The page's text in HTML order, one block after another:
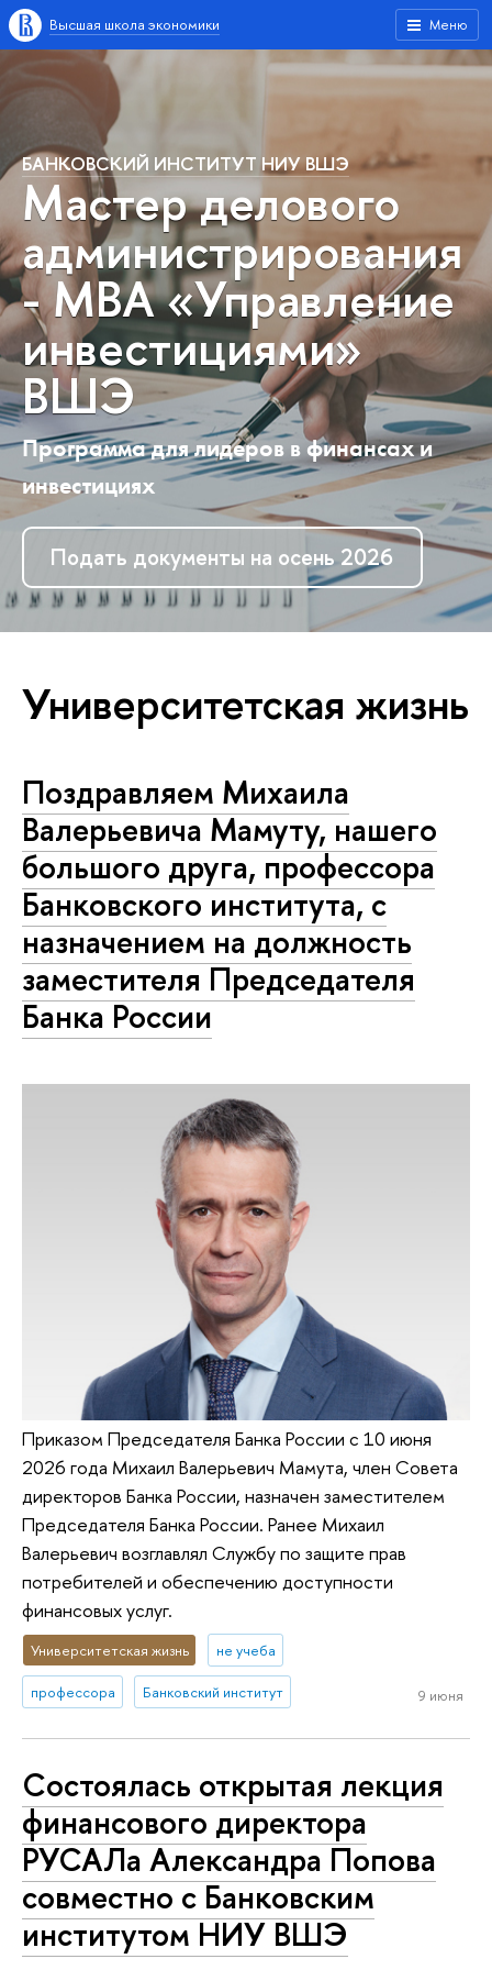
Меню
Высшая школа экономики
БАНКОВСКИЙ ИНСТИТУТ НИУ ВШЭ
Мастер делового
администрирования
- MBA «Управление
инвестициями»
ВШЭ
Программа для лидеров в финансах и
инвестициях
Подать документы на осень 2026
Университетская жизнь
Поздравляем Михаила
Валерьевича Мамуту, нашего
большого друга, профессора
Банковского института, с
назначением на должность
заместителя Председателя
Банка России
Приказом Председателя Банка России с 10 июня
2026 года Михаил Валерьевич Мамута, член Совета
директоров Банка России, назначен заместителем
Председателя Банка России. Ранее Михаил
Валерьевич возглавлял Службу по защите прав
потребителей и обеспечению доступности
финансовых услуг.
Университетская жизнь не учеба
профессора Банковский институт 9 июня
Состоялась открытая лекция
финансового директора
РУСАЛа Александра Попова
совместно с Банковским
институтом НИУ ВШЭ